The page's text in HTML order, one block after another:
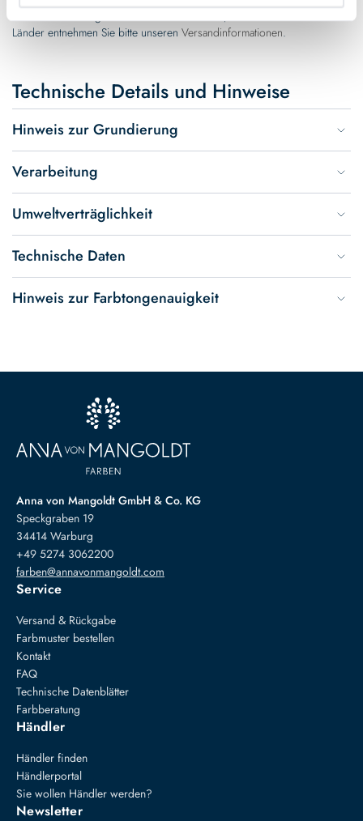
Länder entnehmen Sie bitte unseren Versandinformationen.
Technische Details und Hinweise
Hinweis zur Grundierung
Verarbeitung
Umweltverträglichkeit
Technische Daten
Hinweis zur Farbtongenauigkeit
Anna von Mangoldt GmbH & Co. KG
Speckgraben 19
34414 Warburg
+49 5274 3062200
farben@annavonmangoldt.com
Service
Versand & Rückgabe
Farbmuster bestellen
Kontakt
FAQ
Technische Datenblätter
Farbberatung
Händler
Händler finden
Händlerportal
Sie wollen Händler werden?
Newsletter